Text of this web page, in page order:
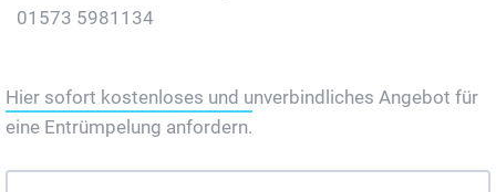
01573 5981134
Hier sofort kostenloses und unverbindliches Angebot für
eine Entrümpelung anfordern.